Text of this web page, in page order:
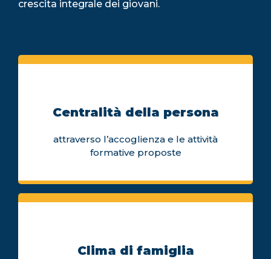
crescita integrale dei giovani.
Centralità della persona
attraverso l’accoglienza e le attività
formative proposte
Clima di famiglia